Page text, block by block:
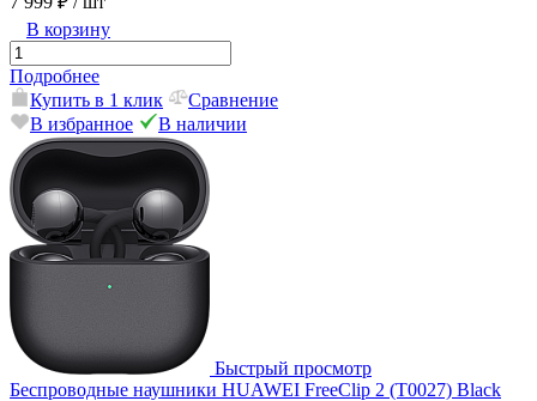
В корзину
Подробнее
Купить в 1 клик
Сравнение
В избранное
В наличии
Быстрый просмотр
Беспроводные наушники HUAWEI FreeClip 2 (T0027) Black